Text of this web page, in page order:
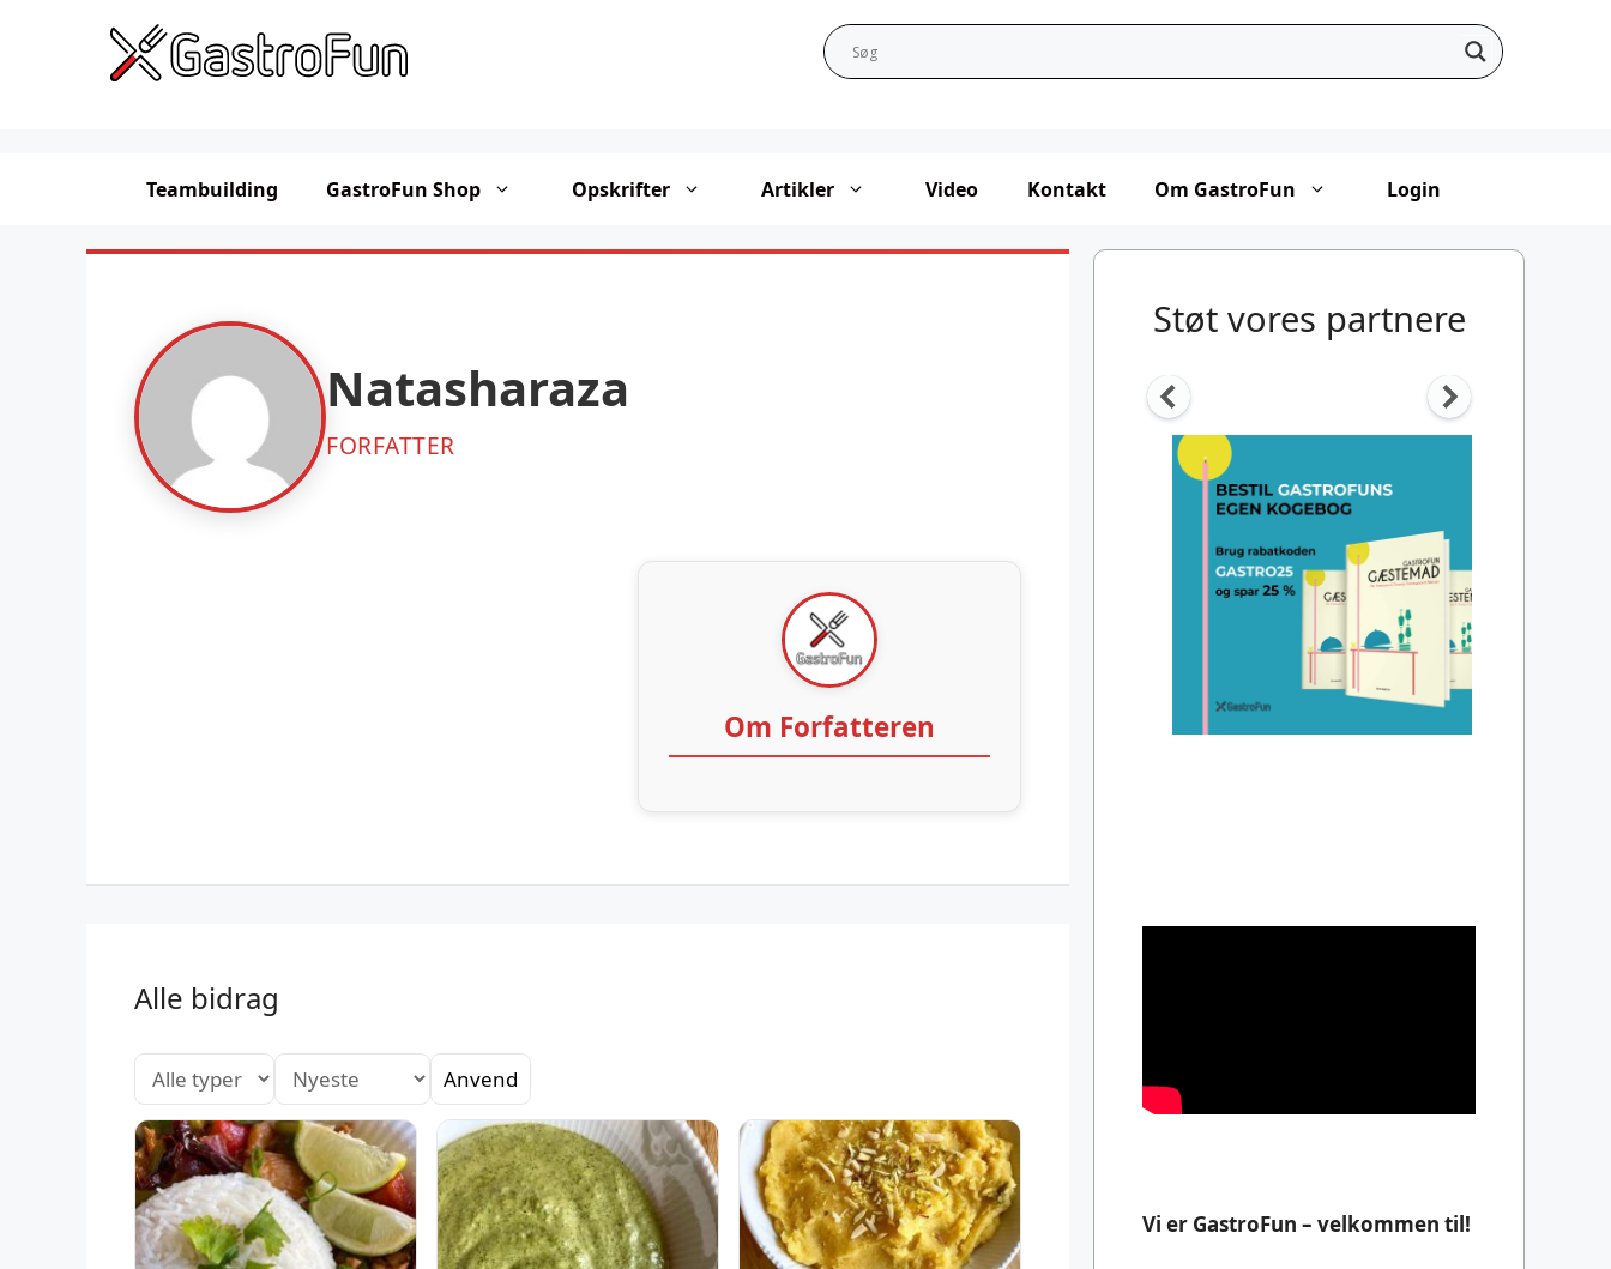
Teambuilding GastroFun Shop Opskrifter Artikler Video Kontakt Om GastroFun Login
Natasharaza
FORFATTER
Om Forfatteren
Alle bidrag
Anvend
Støt vores partnere
Vi er GastroFun – velkommen til!